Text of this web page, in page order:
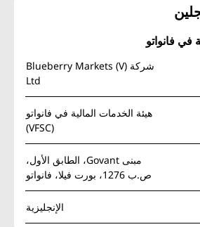
في فانواتو
شركة Blueberry Markets (V)
Ltd
هيئة الخدمات المالية في فانواتو
(VFSC)
مبنى Govant، الطابق الأول،
ص.ب 1276، بورت فيلا، فانواتو
الإنجليزية